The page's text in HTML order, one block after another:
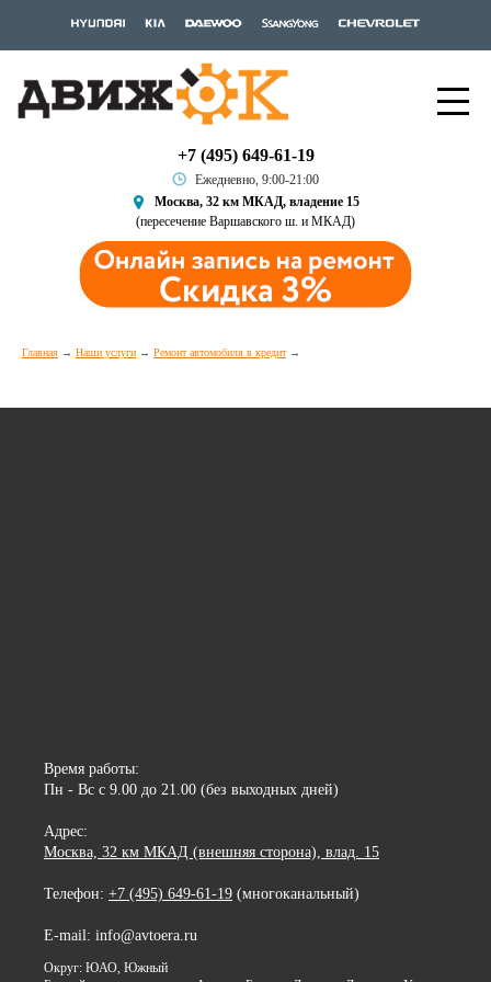
+7 (495) 649-61-19
Ежедневно, 9:00-21:00
Москва, 32 км МКАД, владение 15
(пересечение Варшавского ш. и МКАД)
Главная Наши услуги Ремонт автомобиля в кредит
Время работы:
Пн - Вс с 9.00 до 21.00 (без выходных дней)
Адрес:
Москва, 32 км МКАД (внешняя сторона), влад. 15
Телефон: +7 (495) 649-61-19 (многоканальный)
E-mail: info@avtoera.ru
Округ: ЮАО, Южный